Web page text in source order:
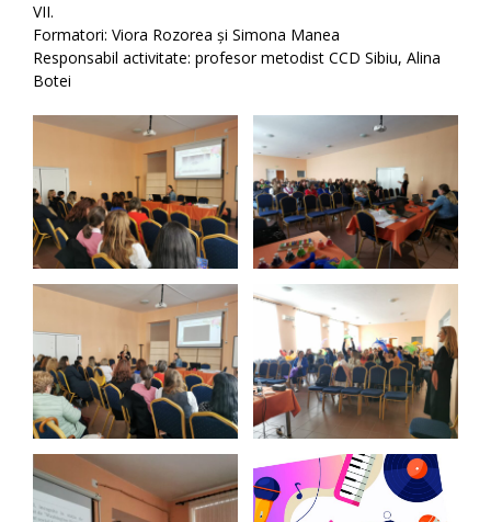
VII.
Formatori: Viora Rozorea și Simona Manea
Responsabil activitate: profesor metodist CCD Sibiu, Alina
Botei